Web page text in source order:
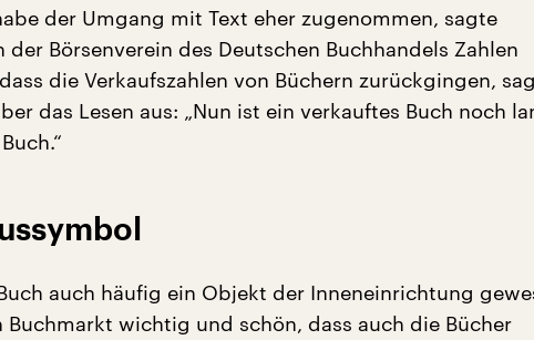
der Umgang mit Text eher zugenommen, sagte
der Börsenverein des Deutschen Buchhandels Zahlen
die Verkaufszahlen von Büchern zurückgingen,
das Lesen aus: „Nun ist ein verkauftes Buch noch
auch häufig ein Objekt der Inneneinrichtung
Buchmarkt wichtig und schön, dass auch die Bücher